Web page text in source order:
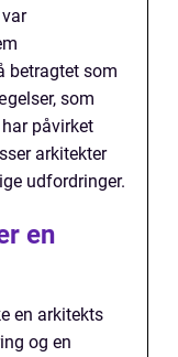
betragtet som
som
påvirket
arkitekter
udfordringer.
en
en arkitekts
og en